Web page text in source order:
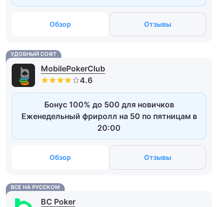
Обзор Отзывы
УДОБНЫЙ СОФТ
MobilePokerClub
Бонус 100% до 500 для новичков
Еженедельный фриролл на 50 по пятницам в
20:00
Обзор Отзывы
ВСЕ НА РУССКОМ
BC Poker